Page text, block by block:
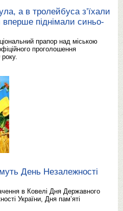
а в тролейбуса з’їхали
піднімали синьо-
прапор над міською
проголошення
День Незалежності
в Ковелі Дня Державного
України, Дня пам’яті